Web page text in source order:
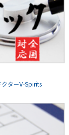
ターV-Spirits